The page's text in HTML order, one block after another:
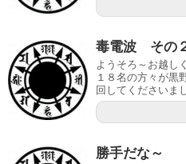
毒電波 その
ようそろ～お越し
１８名の方々が黒
回してくださいま
勝手だな～